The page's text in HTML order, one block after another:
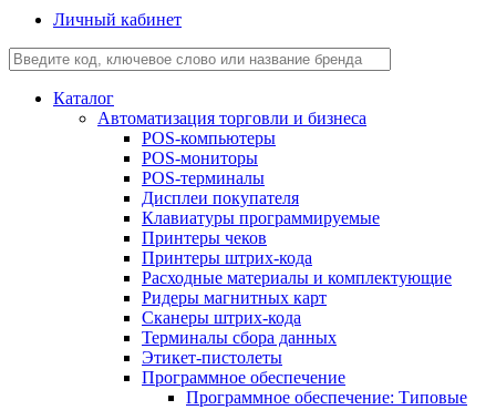
Личный кабинет
Каталог
Автоматизация торговли и бизнеса
POS-компьютеры
POS-мониторы
POS-терминалы
Дисплеи покупателя
Клавиатуры программируемые
Принтеры чеков
Принтеры штрих-кода
Расходные материалы и комплектующие
Ридеры магнитных карт
Сканеры штрих-кода
Терминалы сбора данных
Этикет-пистолеты
Программное обеспечение
Программное обеспечение: Типовые